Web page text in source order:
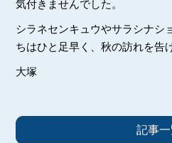
気付きませんでした。
シラネセンキュウやサラシナシ
ちはひと足早く、秋の訪れを告
大塚
記事